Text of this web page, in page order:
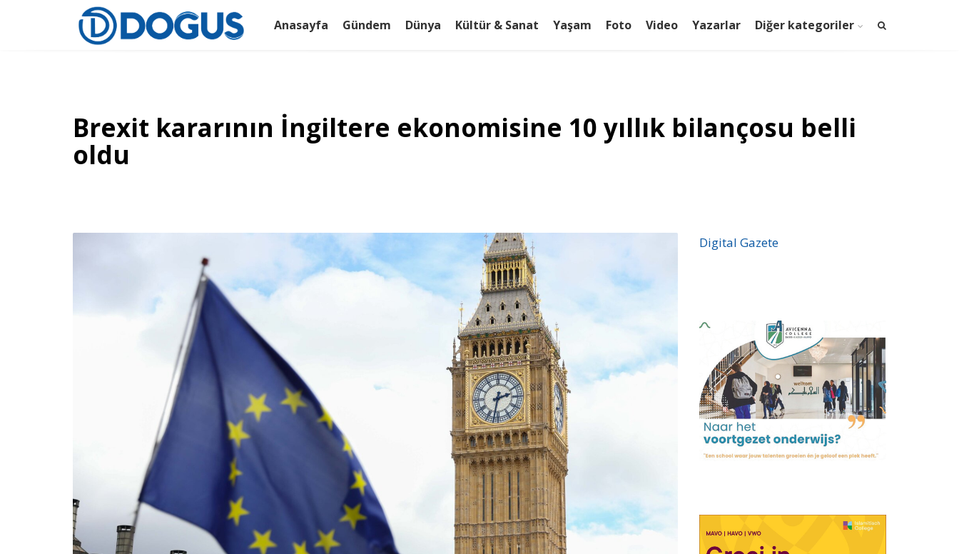
Anasayfa Gündem Dünya Kültür & Sanat Yaşam Foto Video Yazarlar Diğer kategoriler
Brexit kararının İngiltere ekonomisine 10 yıllık bilançosu belli
oldu
Digital Gazete